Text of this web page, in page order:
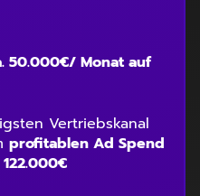
50.000€/ Monat auf
Vertriebskanal
profitablen Ad Spend